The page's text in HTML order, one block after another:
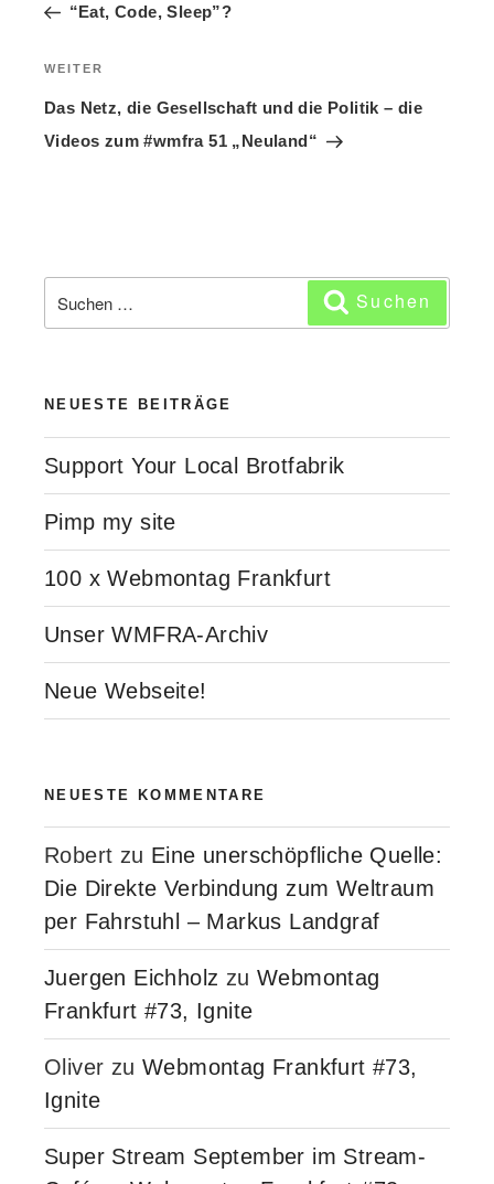
Beitrag
“Eat, Code, Sleep”?
Nächster
Beitrag
WEITER
Das Netz, die Gesellschaft und die Politik – die
Videos zum #wmfra 51 „Neuland“
Suchen
nach:
Suchen
NEUESTE BEITRÄGE
Support Your Local Brotfabrik
Pimp my site
100 x Webmontag Frankfurt
Unser WMFRA-Archiv
Neue Webseite!
NEUESTE KOMMENTARE
Robert zu Eine unerschöpfliche Quelle:
Die Direkte Verbindung zum Weltraum
per Fahrstuhl – Markus Landgraf
Juergen Eichholz zuWebmontag
Frankfurt #73, Ignite
Oliver zuWebmontag Frankfurt #73,
Ignite
Super Stream September im Stream-